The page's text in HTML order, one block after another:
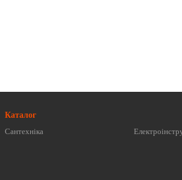
Каталог
Сантехніка